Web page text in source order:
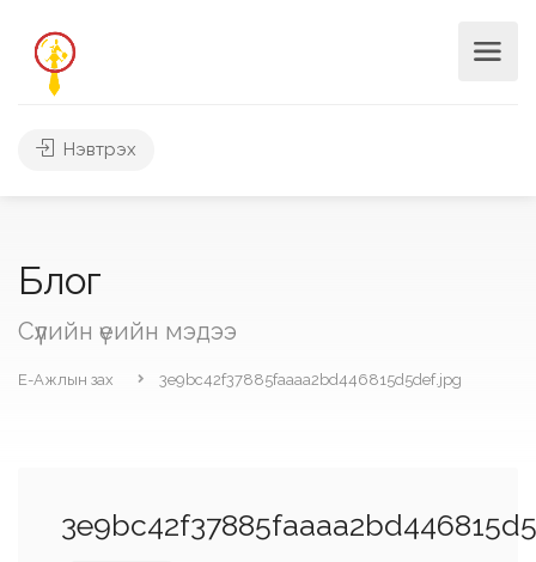
Нэвтрэх
Блог
Сүүлийн үеийн мэдээ
Е-Ажлын зах 3e9bc42f37885faaaa2bd446815d5def.jpg